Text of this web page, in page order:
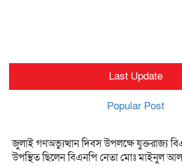
Last Update
Popular Post
জুলাই গণঅভ্যুত্থান দিবস উপলক্ষে যুক্তরাজ্য
উপস্থিত ছিলেন বিএনপি নেতা মোঃ মাইনুল